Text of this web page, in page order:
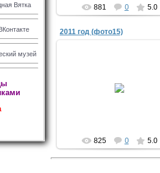
881 0 5.0
2011 год (фото15)
825 0 5.0